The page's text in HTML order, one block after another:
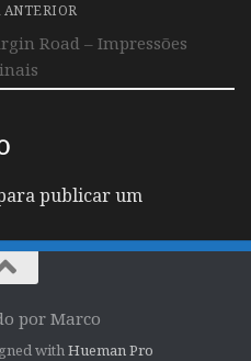
Road – Impressões
publicar um
por Marco
with Hueman Pro